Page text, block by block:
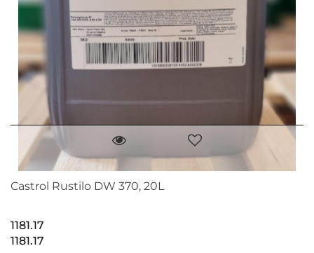
Castrol Rustilo DW 370, 20L
1181.17
1181.17